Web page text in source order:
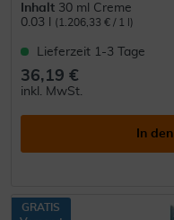
Inhalt 30 ml Creme
0.03 l
(1.206,33 € / 1 l)
Lieferzeit 1-3 Tage
36,19 €
inkl. MwSt.
In den
GRATIS